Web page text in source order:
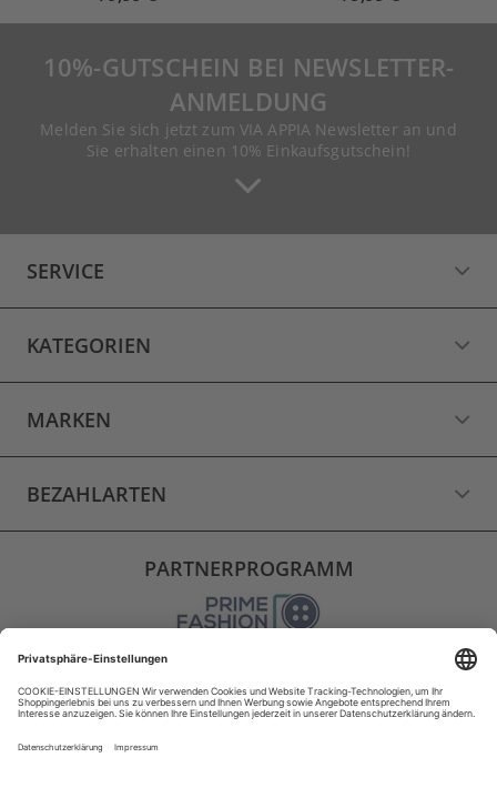
10%-GUTSCHEIN BEI NEWSLETTER-
ANMELDUNG
Melden Sie sich jetzt zum VIA APPIA Newsletter an und
Sie erhalten einen 10% Einkaufsgutschein!
SERVICE
KATEGORIEN
MARKEN
BEZAHLARTEN
PARTNERPROGRAMM
VERSAND